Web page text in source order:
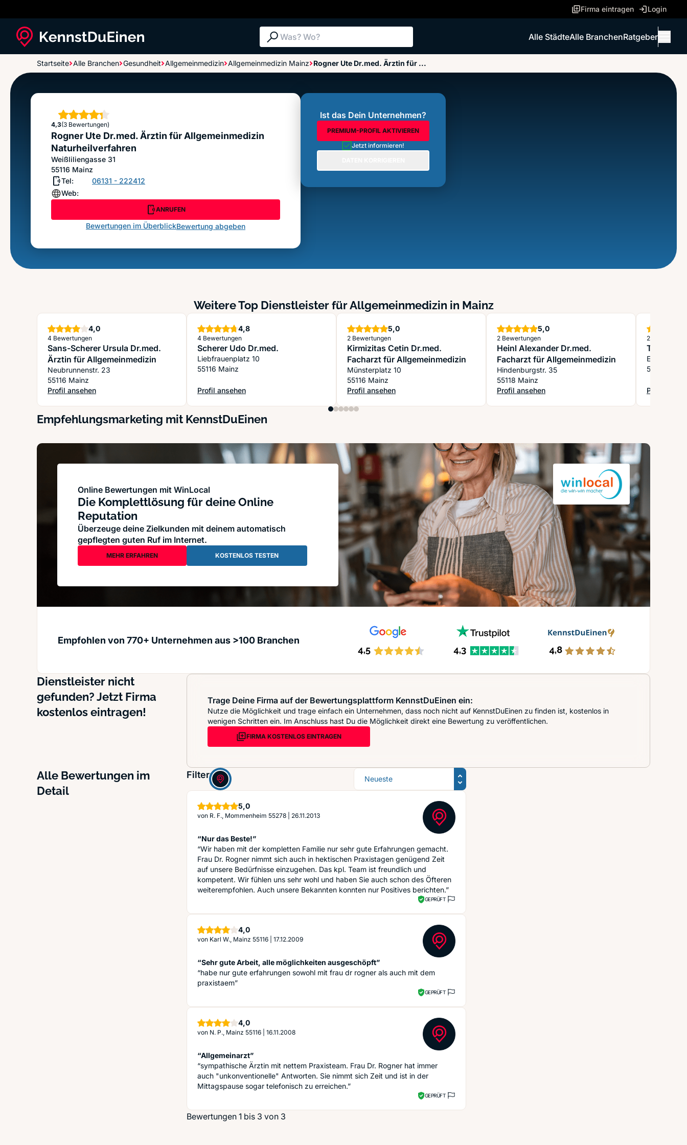
Firma eintragen Login
Suche: Was? Wo?
Alle StädteAlle BranchenRatgeber
Startseite Alle Branchen Gesundheit Allgemeinmedizin Allgemeinmedizin Mainz Rogner Ute Dr.med. Ärztin für ...
Bewertungen im ÜberblickBewertung abgeben
4,3
Sterne
(3 Bewertungen)
Rogner Ute Dr.med. Ärztin für Allgemeinmedizin
Naturheilverfahren
Weißliliengasse 31
55116 Mainz
Tel:
06131 - 222412
Web:
ANRUFEN
Bewertungen im ÜberblickBewertung abgeben
Ist das Dein Unternehmen?
PREMIUM-PROFIL AKTIVIEREN
Jetzt informieren!
Weitere Top Dienstleister für Allgemeinmedizin in Mainz
4,0Sterne
4 Bewertungen
Sans-Scherer Ursula Dr.med.
Ärztin für Allgemeinmedizin
Neubrunnenstr. 23
55116 Mainz
Profil ansehen
: Sans-Scherer Ursula Dr.med. Ärztin für Allgemeinmedizin
4,8Sterne
4 Bewertungen
Scherer Udo Dr.med.
Liebfrauenplatz 10
55116 Mainz
Profil ansehen
: Scherer Udo Dr.med.
5,0Sterne
2 Bewertungen
Kirmizitas Cetin Dr.med.
Facharzt für Allgemeinmedizin
Münsterplatz 10
55116 Mainz
Profil ansehen
: Kirmizitas Cetin Dr.med. Facharzt für Allgemeinmedizin
5,0Sterne
2 Bewertungen
Heinl Alexander Dr.med.
Facharzt für Allgemeinmedizin
Hindenburgstr. 35
55118 Mainz
Profil ansehen
: Heinl Alexander Dr.med. Facharzt für
2
Theisen-
Erthalstr. 1
55118
Profil
: Theisen-
Empfehlungsmarketing mit KennstDuEinen
Online Bewertungen mit WinLocal
Die Komplettlösung für deine Online
Reputation
Überzeuge deine Zielkunden mit deinem automatisch
gepflegten guten Ruf im Internet.
MEHR ERFAHREN KOSTENLOS TESTEN
Empfohlen von 770+ Unternehmen aus >100 Branchen
Dienstleister nicht
gefunden? Jetzt Firma
kostenlos eintragen!
Trage Deine Firma auf der Bewertungsplattform KennstDuEinen ein:
Nutze die Möglichkeit und trage einfach ein Unternehmen, dass noch nicht auf KennstDuEinen zu finden ist, kostenlos in
wenigen Schritten ein. Im Anschluss hast Du die Möglichkeit direkt eine Bewertung zu veröffentlichen.
FIRMA KOSTENLOS EINTRAGEN
Alle Bewertungen im
Detail
Filter: Sortierung
5,0Sterne
von R. F., Mommenheim 55278 26.11.2013
“Nur das Beste!”
“Wir haben mit der kompletten Familie nur sehr gute Erfahrungen gemacht.
Frau Dr. Rogner nimmt sich auch in hektischen Praxistagen genügend Zeit
auf unsere Bedürfnisse einzugehen. Das kpl. Team ist freundlich und
kompetent. Wir fühlen uns sehr wohl und haben Sie auch schon des Öfteren
weiterempfohlen. Auch unsere Bekannten konnten nur Positives berichten.”
GEPRÜFT
4,0Sterne
von Karl W., Mainz 55116 17.12.2009
“Sehr gute Arbeit, alle möglichkeiten ausgeschöpft”
“habe nur gute erfahrungen sowohl mit frau dr rogner als auch mit dem
praxistaem”
GEPRÜFT
4,0Sterne
von N. P., Mainz 55116 16.11.2008
“Allgemeinarzt”
“sympathische Ärztin mit nettem Praxisteam. Frau Dr. Rogner hat immer
auch "unkonventionelle" Antworten. Sie nimmt sich Zeit und ist in der
Mittagspause sogar telefonisch zu erreichen.”
GEPRÜFT
Bewertungen 1 bis 3 von 3